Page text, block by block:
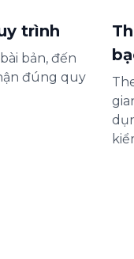
trình
bản, đến
đúng quy